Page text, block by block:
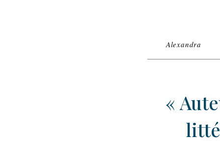
Alexandra
«